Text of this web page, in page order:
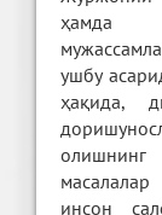
ҳамда
ушбу
ҳақида,
олишнинг
инсон